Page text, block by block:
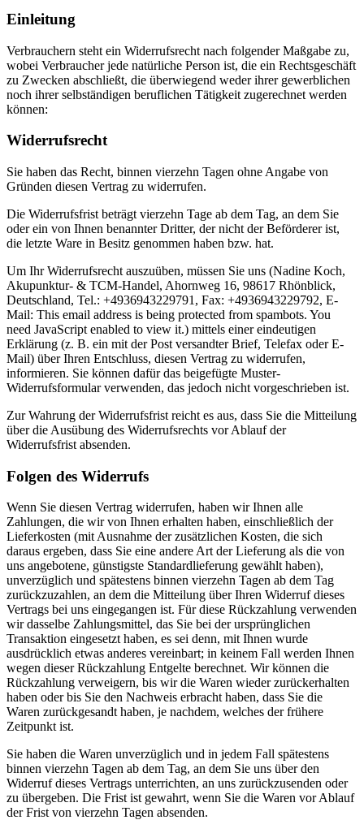
Einleitung
Verbrauchern steht ein Widerrufsrecht nach folgender Maßgabe zu,
wobei Verbraucher jede natürliche Person ist, die ein Rechtsgeschäft
zu Zwecken abschließt, die überwiegend weder ihrer gewerblichen
noch ihrer selbständigen beruflichen Tätigkeit zugerechnet werden
können:
Widerrufsrecht
Sie haben das Recht, binnen vierzehn Tagen ohne Angabe von
Gründen diesen Vertrag zu widerrufen.
Die Widerrufsfrist beträgt vierzehn Tage ab dem Tag, an dem Sie
oder ein von Ihnen benannter Dritter, der nicht der Beförderer ist,
die letzte Ware in Besitz genommen haben bzw. hat.
Um Ihr Widerrufsrecht auszuüben, müssen Sie uns (Nadine Koch,
Akupunktur- & TCM-Handel, Ahornweg 16, 98617 Rhönblick,
Deutschland, Tel.: +4936943229791, Fax: +4936943229792, E-
Mail: This email address is being protected from spambots. You
need JavaScript enabled to view it.) mittels einer eindeutigen
Erklärung (z. B. ein mit der Post versandter Brief, Telefax oder E-
Mail) über Ihren Entschluss, diesen Vertrag zu widerrufen,
informieren. Sie können dafür das beigefügte Muster-
Widerrufsformular verwenden, das jedoch nicht vorgeschrieben ist.
Zur Wahrung der Widerrufsfrist reicht es aus, dass Sie die Mitteilung
über die Ausübung des Widerrufsrechts vor Ablauf der
Widerrufsfrist absenden.
Folgen des Widerrufs
Wenn Sie diesen Vertrag widerrufen, haben wir Ihnen alle
Zahlungen, die wir von Ihnen erhalten haben, einschließlich der
Lieferkosten (mit Ausnahme der zusätzlichen Kosten, die sich
daraus ergeben, dass Sie eine andere Art der Lieferung als die von
uns angebotene, günstigste Standardlieferung gewählt haben),
unverzüglich und spätestens binnen vierzehn Tagen ab dem Tag
zurückzuzahlen, an dem die Mitteilung über Ihren Widerruf dieses
Vertrags bei uns eingegangen ist. Für diese Rückzahlung verwenden
wir dasselbe Zahlungsmittel, das Sie bei der ursprünglichen
Transaktion eingesetzt haben, es sei denn, mit Ihnen wurde
ausdrücklich etwas anderes vereinbart; in keinem Fall werden Ihnen
wegen dieser Rückzahlung Entgelte berechnet. Wir können die
Rückzahlung verweigern, bis wir die Waren wieder zurückerhalten
haben oder bis Sie den Nachweis erbracht haben, dass Sie die
Waren zurückgesandt haben, je nachdem, welches der frühere
Zeitpunkt ist.
Sie haben die Waren unverzüglich und in jedem Fall spätestens
binnen vierzehn Tagen ab dem Tag, an dem Sie uns über den
Widerruf dieses Vertrags unterrichten, an uns zurückzusenden oder
zu übergeben. Die Frist ist gewahrt, wenn Sie die Waren vor Ablauf
der Frist von vierzehn Tagen absenden.